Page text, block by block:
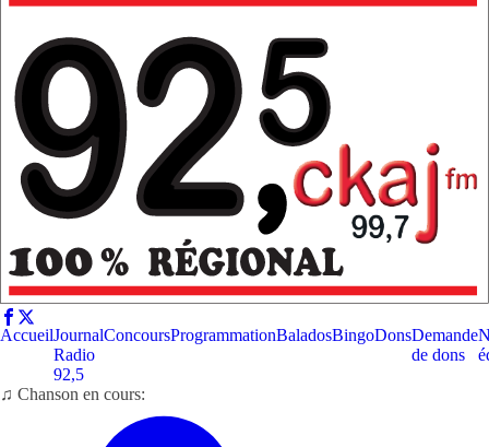
AccueilJournal
Radio
92,5
ConcoursProgrammationBaladosBingoDonsDemande
de dons
♫ Chanson en cours: